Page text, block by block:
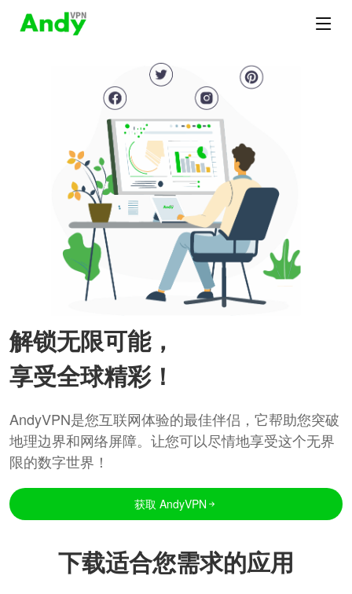
解锁无限可能，
享受全球精彩！
AndyVPN是您互联网体验的最佳伴侣，它帮助您突破
地理边界和网络屏障。让您可以尽情地享受这个无界
限的数字世界！
获取 AndyVPN
下载适合您需求的应用